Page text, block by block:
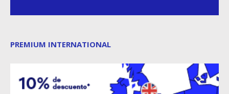
PREMIUM INTERNATIONAL